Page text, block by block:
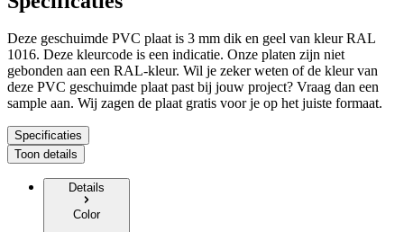
Deze geschuimde PVC plaat is 3 mm dik en geel van kleur RAL
1016. Deze kleurcode is een indicatie. Onze platen zijn niet
gebonden aan een RAL-kleur. Wil je zeker weten of de kleur van
deze PVC geschuimde plaat past bij jouw project? Vraag dan een
sample aan. Wij zagen de plaat gratis voor je op het juiste formaat.
Specificaties
Toon details
Details
Color